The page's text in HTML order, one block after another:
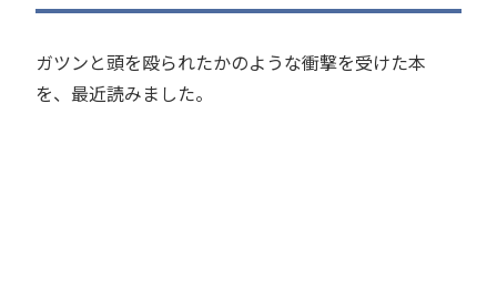
ガツンと頭を殴られたかのような衝撃を受けた本
を、最近読みました。